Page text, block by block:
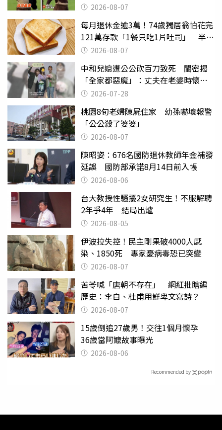
2026-08-07
每月退休金逾3萬！74歲獨居翁怕花完
121萬存款「1餐只吃1片吐司」 半年
後暴瘦嚇壞女兒
2026-08-07
中和兒媳遭公公砍百刀致死 閨密揭
「全家都惡魔」：丈夫在老婆時懷孕
摔東西
2026-07-28
桃園8旬老婦陳屍住家 幼孫嚇壞報警
「公公殺了婆婆」
2026-08-07
陳昭姿：676名國防退休教師年金補發
延誤 國防部承諾8月14日前入帳
2026-08-06
台大教授性騷擾2女研究生！不服解聘
2年爭4年 結局出爐
2026-08-05
伊波拉失控！民主剛果破4000人感
染、1850死 專家憂病毒恐已突變
2026-08-07
苦苓喊「唐朝不存在」 網紅批瞎編
歷史：李白、杜甫用鮮卑文寫詩？
2026-08-07
15歲倒追27歲男！交往1個月懷孕
36歲當阿嬤故事曝光
2026-08-06
Recommended by